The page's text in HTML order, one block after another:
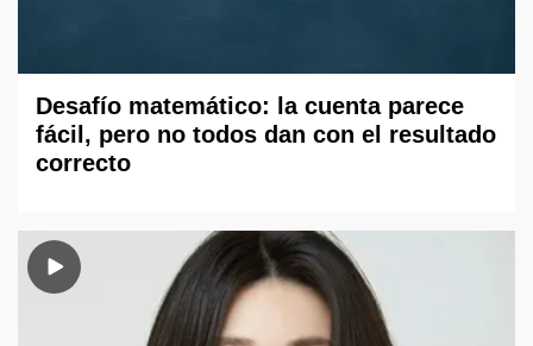
Desafío matemático: la cuenta parece
fácil, pero no todos dan con el resultado
correcto